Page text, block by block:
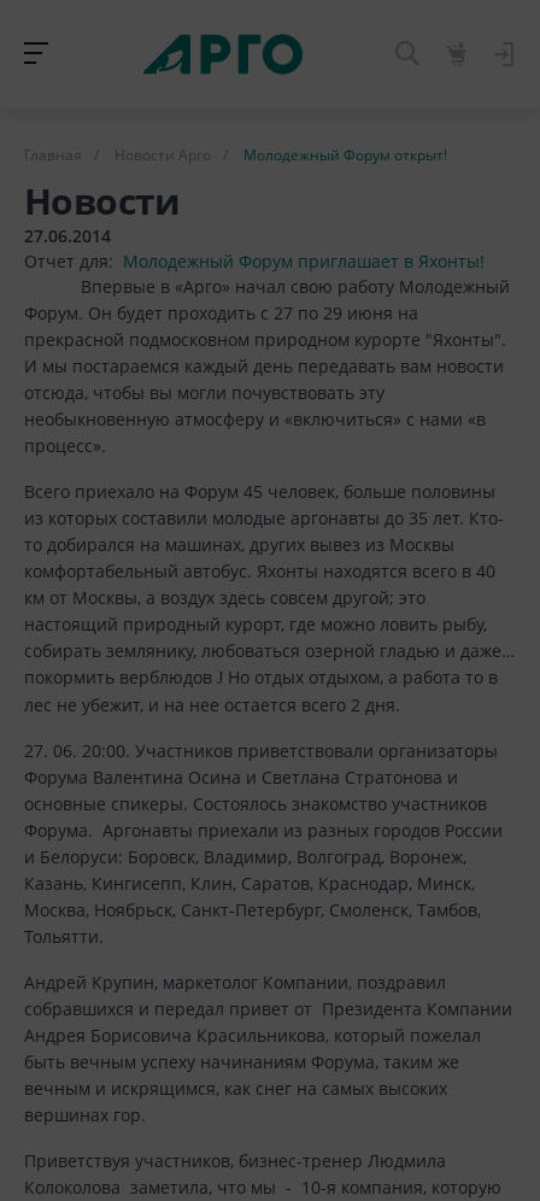
Главная / Новости Арго / Молодежный Форум открыт!
Новости
27.06.2014
Отчет для: Молодежный Форум приглашает в Яхонты!
Впервые в «Арго» начал свою работу Молодежный
Форум. Он будет проходить с 27 по 29 июня на
прекрасной подмосковном природном курорте "Яхонты".
И мы постараемся каждый день передавать вам новости
отсюда, чтобы вы могли почувствовать эту
необыкновенную атмосферу и «включиться» с нами «в
процесс».
Всего приехало на Форум 45 человек, больше половины
из которых составили молодые аргонавты до 35 лет. Кто-
то добирался на машинах, других вывез из Москвы
комфортабельный автобус. Яхонты находятся всего в 40
км от Москвы, а воздух здесь совсем другой; это
настоящий природный курорт, где можно ловить рыбу,
собирать землянику, любоваться озерной гладью и даже…
покормить верблюдов J Но отдых отдыхом, а работа то в
лес не убежит, и на нее остается всего 2 дня.
27. 06. 20:00. Участников приветствовали организаторы
Форума Валентина Осина и Светлана Стратонова и
основные спикеры. Состоялось знакомство участников
Форума. Аргонавты приехали из разных городов России
и Белоруси: Боровск, Владимир, Волгоград, Воронеж,
Казань, Кингисепп, Клин, Саратов, Краснодар, Минск,
Москва, Ноябрьск, Санкт-Петербург, Смоленск, Тамбов,
Тольятти.
Андрей Крупин, маркетолог Компании, поздравил
собравшихся и передал привет от Президента Компании
Андрея Борисовича Красильникова, который пожелал
быть вечным успеху начинаниям Форума, таким же
вечным и искрящимся, как снег на самых высоких
вершинах гор.
Приветствуя участников, бизнес-тренер Людмила
Колоколова заметила, что мы - 10-я компания, которую